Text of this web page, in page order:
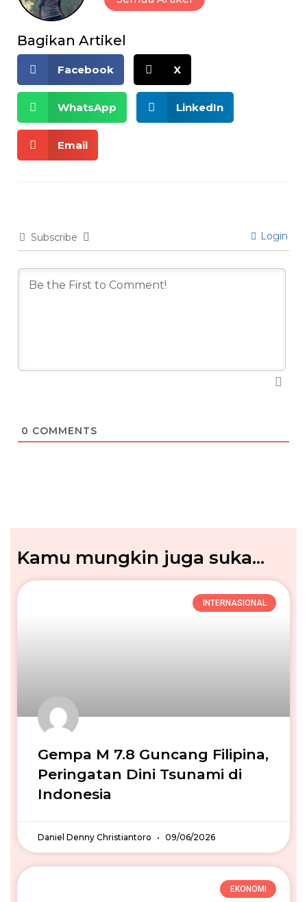
Bagikan Artikel
Facebook X
WhatsApp LinkedIn
Email
Subscribe Login
0 COMMENTS
Kamu mungkin juga suka...
INTERNASIONAL
Gempa M 7.8 Guncang Filipina,
Peringatan Dini Tsunami di
Indonesia
Daniel Denny Christiantoro 09/06/2026
EKONOMI